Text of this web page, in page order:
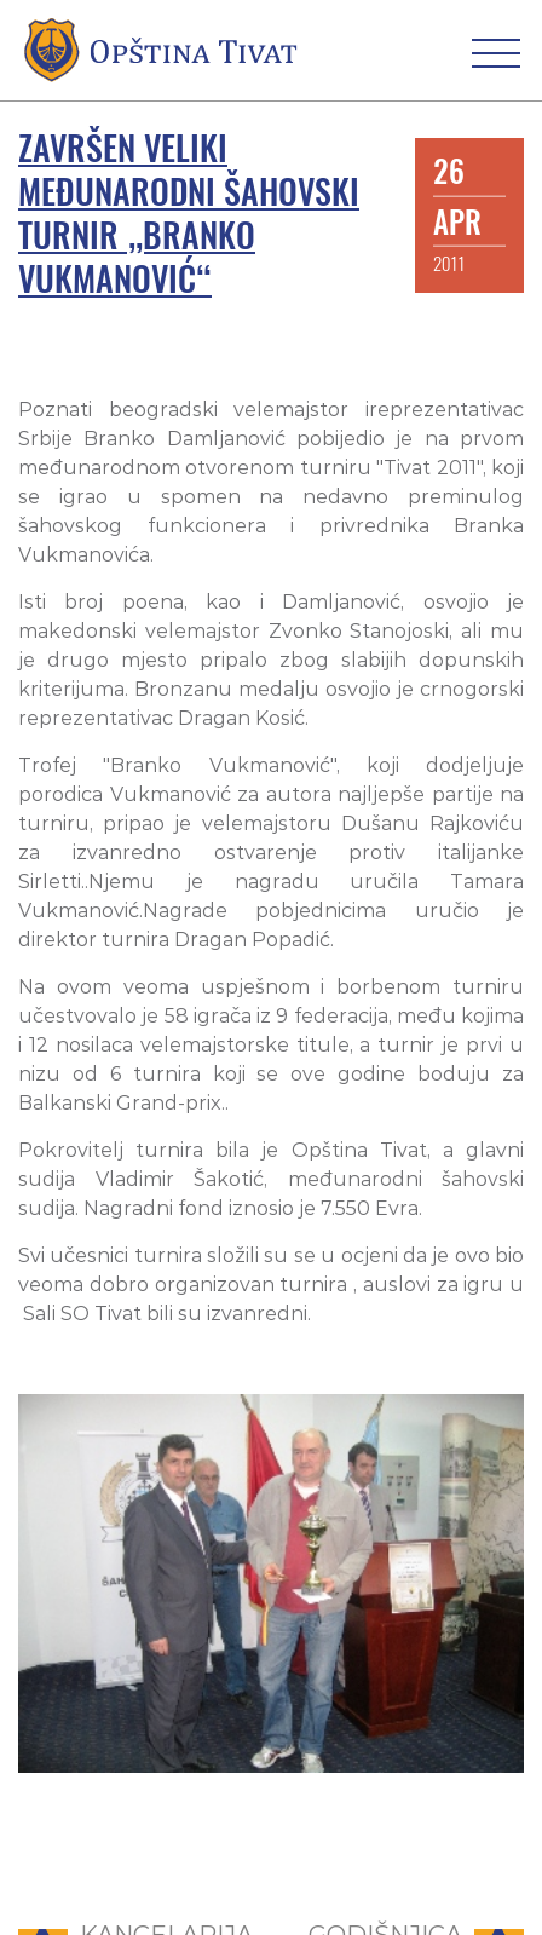
ZAVRŠEN VELIKI
MEĐUNARODNI ŠAHOVSKI
TURNIR „BRANKO
VUKMANOVIĆ“
26
APR
2011
Poznati beogradski velemajstor ireprezentativac
Srbije Branko Damljanović pobijedio je na prvom
međunarodnom otvorenom turniru "Tivat 2011", koji
se igrao u spomen na nedavno preminulog
šahovskog funkcionera i privrednika Branka
Vukmanovića.
Isti broj poena, kao i Damljanović, osvojio je
makedonski velemajstor Zvonko Stanojoski, ali mu
je drugo mjesto pripalo zbog slabijih dopunskih
kriterijuma. Bronzanu medalju osvojio je crnogorski
reprezentativac Dragan Kosić.
Trofej "Branko Vukmanović", koji dodjeljuje
porodica Vukmanović za autora najljepše partije na
turniru, pripao je velemajstoru Dušanu Rajkoviću
za izvanredno ostvarenje protiv italijanke
Sirletti..Njemu je nagradu uručila Tamara
Vukmanović.Nagrade pobjednicima uručio je
direktor turnira Dragan Popadić.
Na ovom veoma uspješnom i borbenom turniru
učestvovalo je 58 igrača iz 9 federacija, među kojima
i 12 nosilaca velemajstorske titule, a turnir je prvi u
nizu od 6 turnira koji se ove godine boduju za
Balkanski Grand-prix..
Pokrovitelj turnira bila je Opština Tivat, a glavni
sudija Vladimir Šakotić, međunarodni šahovski
sudija. Nagradni fond iznosio je 7.550 Evra.
Svi učesnici turnira složili su se u ocjeni da je ovo bio
veoma dobro organizovan turnira , auslovi za igru u
Sali SO Tivat bili su izvanredni.